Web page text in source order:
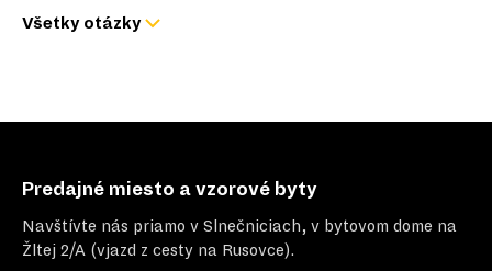
Všetky otázky
Predajné miesto a vzorové byty
Navštívte nás priamo v Slnečniciach, v bytovom dome na
Žltej 2/A (vjazd z cesty na Rusovce).